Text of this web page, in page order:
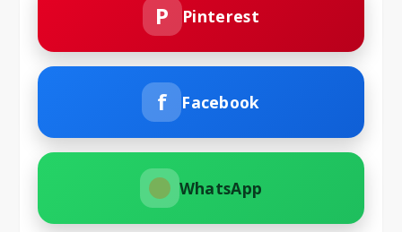
P Pinterest
f Facebook
WhatsApp